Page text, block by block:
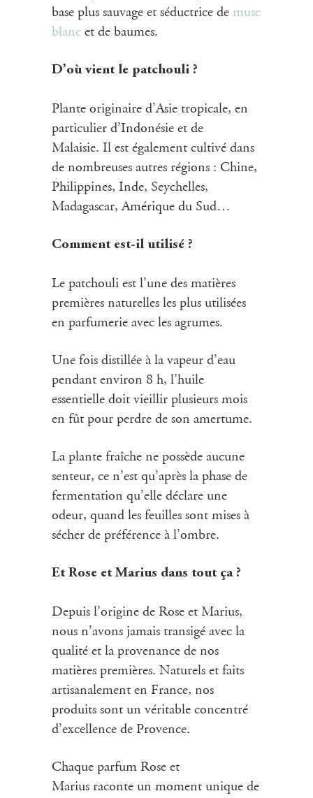
base plus sauvage et séductrice de musc
blanc et de baumes.
D’où vient le patchouli ?
Plante originaire d’Asie tropicale, en
particulier d’Indonésie et de
Malaisie. Il est également cultivé dans
de nombreuses autres régions : Chine,
Philippines, Inde, Seychelles,
Madagascar, Amérique du Sud…
Comment est-il utilisé ?
Le patchouli est l’une des matières
premières naturelles les plus utilisées
en parfumerie avec les agrumes.
Une fois distillée à la vapeur d’eau
pendant environ 8 h, l’huile
essentielle doit vieillir plusieurs mois
en fût pour perdre de son amertume.
La plante fraîche ne possède aucune
senteur, ce n’est qu’après la phase de
fermentation qu’elle déclare une
odeur, quand les feuilles sont mises à
sécher de préférence à l’ombre.
Et Rose et Marius dans tout ça ?
Depuis l’origine de Rose et Marius,
nous n’avons jamais transigé avec la
qualité et la provenance de nos
matières premières. Naturels et faits
artisanalement en France, nos
produits sont un véritable concentré
d’excellence de Provence.
Chaque parfum Rose et
Marius raconte un moment unique de